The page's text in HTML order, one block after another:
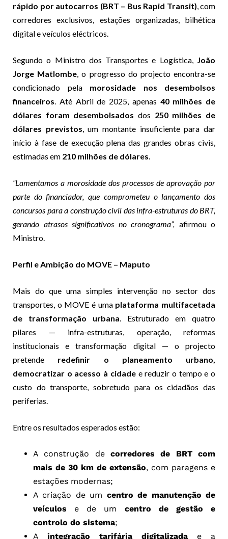
rápido por autocarros (BRT – Bus Rapid Transit), com
corredores exclusivos, estações organizadas, bilhética
digital e veículos eléctricos.
Segundo o Ministro dos Transportes e Logística, João
Jorge Matlombe, o progresso do projecto encontra-se
condicionado pela morosidade nos desembolsos
financeiros. Até Abril de 2025, apenas 40 milhões de
dólares foram desembolsados dos 250 milhões de
dólares previstos, um montante insuficiente para dar
início à fase de execução plena das grandes obras civis,
estimadas em 210 milhões de dólares.
“Lamentamos a morosidade dos processos de aprovação por
parte do financiador, que comprometeu o lançamento dos
concursos para a construção civil das infra-estruturas do BRT,
gerando atrasos significativos no cronograma”, afirmou o
Ministro.
Perfil e Ambição do MOVE – Maputo
Mais do que uma simples intervenção no sector dos
transportes, o MOVE é uma plataforma multifacetada
de transformação urbana. Estruturado em quatro
pilares — infra-estruturas, operação, reformas
institucionais e transformação digital — o projecto
pretende redefinir o planeamento urbano,
democratizar o acesso à cidadee reduzir o tempo e o
custo do transporte, sobretudo para os cidadãos das
periferias.
Entre os resultados esperados estão:
A construção de corredores de BRT com
mais de 30 km de extensão, com paragens e
estações modernas;
A criação de um centro de manutenção de
veículos e de um centro de gestão e
controlo do sistema;
A integração tarifária digitalizada e a